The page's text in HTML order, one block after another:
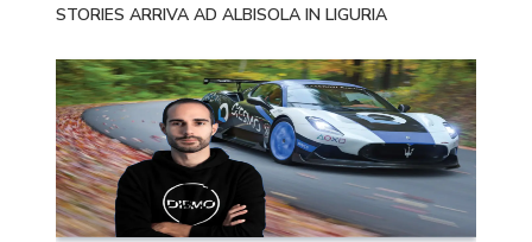
STORIES ARRIVA AD ALBISOLA IN LIGURIA